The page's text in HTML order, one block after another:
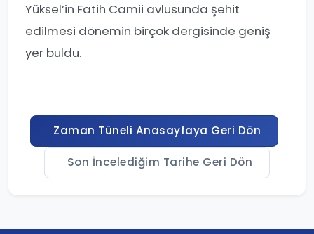
Yüksel’in Fatih Camii avlusunda şehit
edilmesi dönemin birçok dergisinde geniş
yer buldu.
Zaman Tüneli Anasayfaya Geri Dön
Son İncelediğim Tarihe Geri Dön